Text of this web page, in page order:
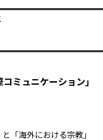
ミュニケーション」
「海外における宗教」